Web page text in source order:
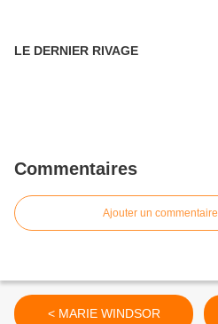
LE DERNIER RIVAGE
Commentaires
Ajouter un commentaire
< MARIE WINDSOR